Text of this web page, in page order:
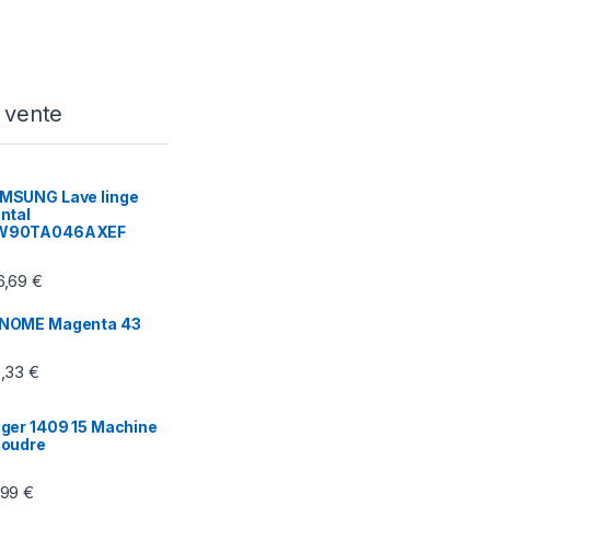
vente
Lave linge
€
Magenta 43
€
1409 15 Machine
€